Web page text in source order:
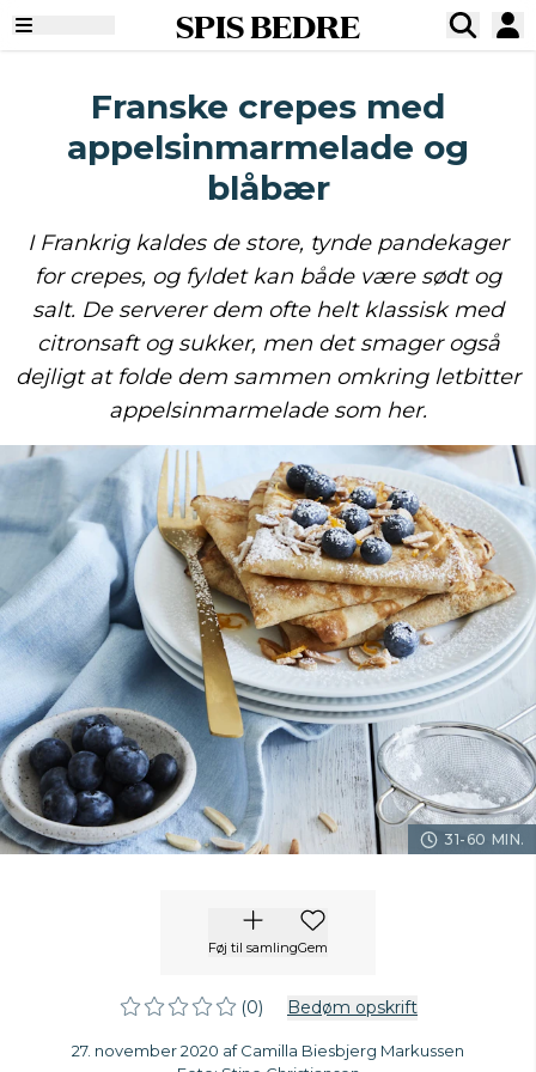
SPIS BEDRE
Franske crepes med
appelsinmarmelade og
blåbær
I Frankrig kaldes de store, tynde pandekager
for crepes, og fyldet kan både være sødt og
salt. De serverer dem ofte helt klassisk med
citronsaft og sukker, men det smager også
dejligt at folde dem sammen omkring letbitter
appelsinmarmelade som her.
31-60 MIN.
Føj til samlingGem
(0) Bedøm opskrift
27. november 2020 af Camilla Biesbjerg Markussen